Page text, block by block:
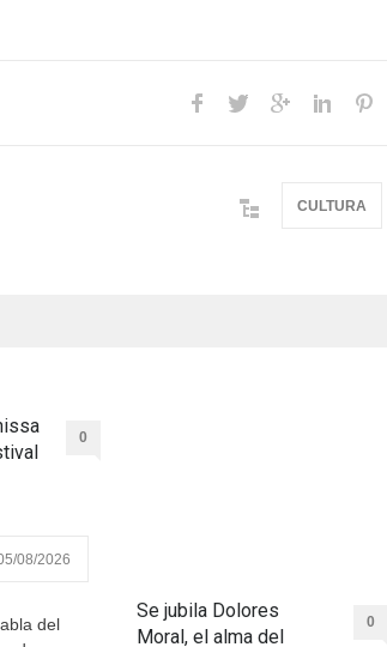
CULTURA
0
08/2026
del
Se jubila Dolores
Moral, el alma del
0